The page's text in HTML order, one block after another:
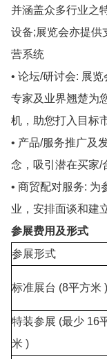
并涵盖众多行业之
设备;展览会亦提供
营系统
• 论坛/研讨会: 展
专家及业界翘楚为
机，助您打入目标
• 产品/服务推广及
念，吸引潜在买家/
• 商贸配对服务: 为
业，安排面谈和建
参展费用及形式
参展形式
标准展台 (8平方米 )
特装参展 (最少 16
米 )